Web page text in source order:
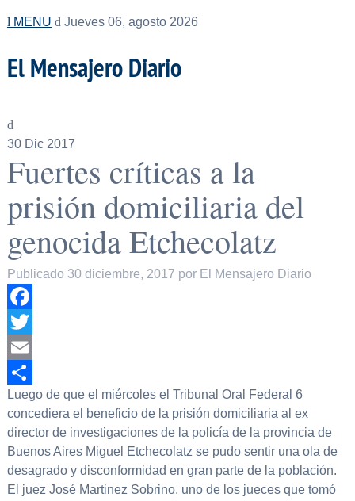
MENU Jueves 06, agosto 2026
El Mensajero Diario
30Dic 2017
Fuertes críticas a la
prisión domiciliaria del
genocida Etchecolatz
Publicado 30 diciembre, 2017 por El Mensajero Diario
Facebook
Twitter
Email
Compartir
Luego de que el miércoles el Tribunal Oral Federal 6
concediera el beneficio de la prisión domiciliaria al ex
director de investigaciones de la policía de la provincia de
Buenos Aires Miguel Etchecolatz se pudo sentir una ola de
desagrado y disconformidad en gran parte de la población.
El juez José Martinez Sobrino, uno de los jueces que tomó